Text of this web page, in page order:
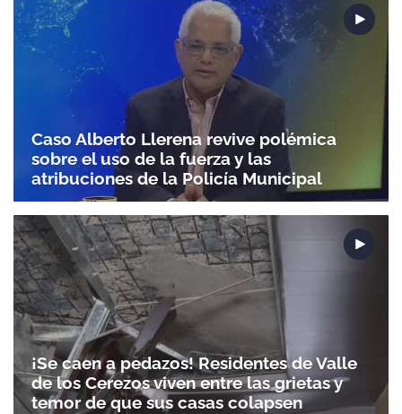
Caso Alberto Llerena revive polémica
sobre el uso de la fuerza y las
atribuciones de la Policía Municipal
¡Se caen a pedazos! Residentes de Valle
de los Cerezos viven entre las grietas y
temor de que sus casas colapsen